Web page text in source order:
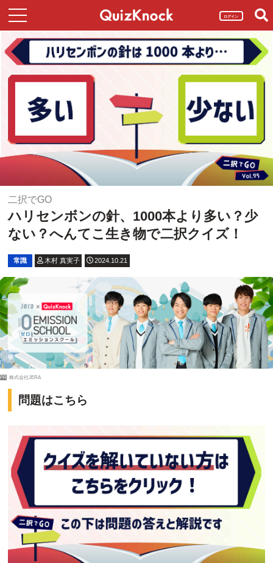
ログイン
二択でGO
ハリセンボンの針、1000本より多い？少
ない？へんてこ生き物で二択クイズ！
常識 木村 真実子 2024.10.21
PR 株式会社JERA
問題はこちら